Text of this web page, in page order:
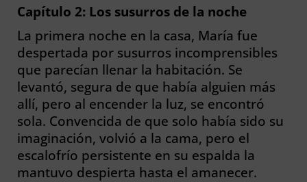
Capítulo 2: Los susurros de la noche
La primera noche en la casa, María fue
despertada por susurros incomprensibles
que parecían llenar la habitación. Se
levantó, segura de que había alguien más
allí, pero al encender la luz, se encontró
sola. Convencida de que solo había sido su
imaginación, volvió a la cama, pero el
escalofrío persistente en su espalda la
mantuvo despierta hasta el amanecer.